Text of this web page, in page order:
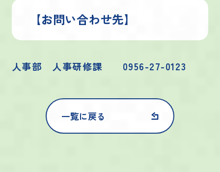
【お問い合わせ先】
人事部 人事研修課 0956-27-0123
一覧に戻る